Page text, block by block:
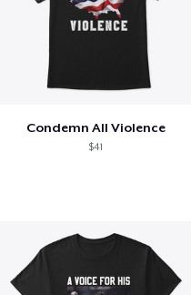
Condemn All Violence
$41